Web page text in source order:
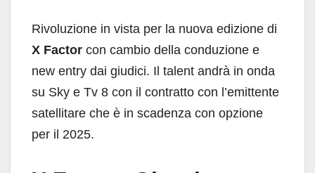
Rivoluzione in vista per la nuova edizione di
X Factor con cambio della conduzione e
new entry dai giudici. Il talent andrà in onda
su Sky e Tv 8 con il contratto con l’emittente
satellitare che è in scadenza con opzione
per il 2025.